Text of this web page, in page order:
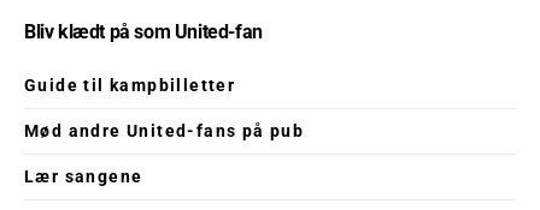
Bliv klædt på som United-fan
Guide til kampbilletter
Mød andre United-fans på pub
Lær sangene